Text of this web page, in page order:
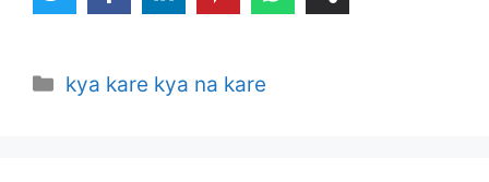
Categories
kya kare kya na kare